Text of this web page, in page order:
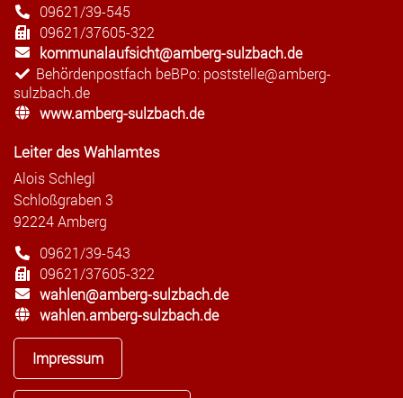
09621/39-545
09621/37605-322
kommunalaufsicht@amberg-sulzbach.de
Behördenpostfach beBPo: poststelle@amberg-
sulzbach.de
www.amberg-sulzbach.de
Leiter des Wahlamtes
Alois Schlegl
Schloßgraben 3
92224 Amberg
09621/39-543
09621/37605-322
wahlen@amberg-sulzbach.de
wahlen.amberg-sulzbach.de
Impressum